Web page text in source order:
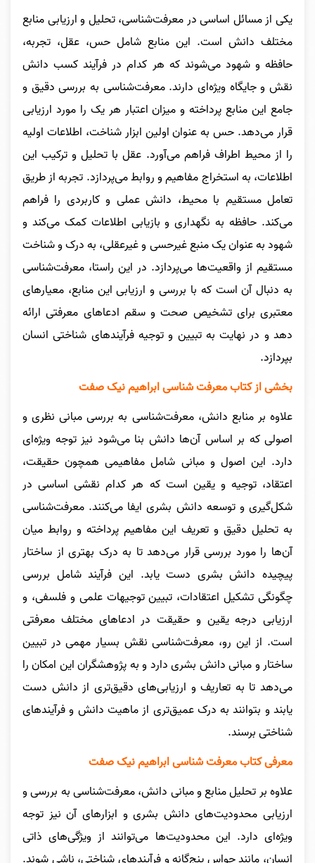
یکی از مسائل اساسی در معرفت‌شناسی، تحلیل و ارزیابی منابع
مختلف دانش است. این منابع شامل حس، عقل، تجربه،
حافظه و شهود می‌شوند که هر کدام در فرآیند کسب دانش
نقش و جایگاه ویژه‌ای دارند. معرفت‌شناسی به بررسی دقیق و
جامع این منابع پرداخته و میزان اعتبار هر یک را مورد ارزیابی
قرار می‌دهد. حس به عنوان اولین ابزار شناخت، اطلاعات اولیه
را از محیط اطراف فراهم می‌آورد. عقل با تحلیل و ترکیب این
اطلاعات، به استخراج مفاهیم و روابط می‌پردازد. تجربه از طریق
تعامل مستقیم با محیط، دانش عملی و کاربردی را فراهم
می‌کند. حافظه به نگهداری و بازیابی اطلاعات کمک می‌کند و
شهود به عنوان یک منبع غیرحسی و غیرعقلی، به درک و شناخت
مستقیم از واقعیت‌ها می‌پردازد. در این راستا، معرفت‌شناسی
به دنبال آن است که با بررسی و ارزیابی این منابع، معیارهای
معتبری برای تشخیص صحت و سقم ادعاهای معرفتی ارائه
دهد و در نهایت به تبیین و توجیه فرآیندهای شناختی انسان
بپردازد.
بخشی از کتاب معرفت شناسی ابراهیم نیک صفت
علاوه بر منابع دانش، معرفت‌شناسی به بررسی مبانی نظری و
اصولی که بر اساس آن‌ها دانش بنا می‌شود نیز توجه ویژه‌ای
دارد. این اصول و مبانی شامل مفاهیمی همچون حقیقت،
اعتقاد، توجیه و یقین است که هر کدام نقشی اساسی در
شکل‌گیری و توسعه دانش بشری ایفا می‌کنند. معرفت‌شناسی
به تحلیل دقیق و تعریف این مفاهیم پرداخته و روابط میان
آن‌ها را مورد بررسی قرار می‌دهد تا به درک بهتری از ساختار
پیچیده دانش بشری دست یابد. این فرآیند شامل بررسی
چگونگی تشکیل اعتقادات، تبیین توجیهات علمی و فلسفی، و
ارزیابی درجه یقین و حقیقت در ادعاهای مختلف معرفتی
است. از این رو، معرفت‌شناسی نقش بسیار مهمی در تبیین
ساختار و مبانی دانش بشری دارد و به پژوهشگران این امکان را
می‌دهد تا به تعاریف و ارزیابی‌های دقیق‌تری از دانش دست
یابند و بتوانند به درک عمیق‌تری از ماهیت دانش و فرآیندهای
شناختی برسند.
معرفی کتاب معرفت شناسی ابراهیم نیک صفت
علاوه بر تحلیل منابع و مبانی دانش، معرفت‌شناسی به بررسی و
ارزیابی محدودیت‌های دانش بشری و ابزارهای آن نیز توجه
ویژه‌ای دارد. این محدودیت‌ها می‌توانند از ویژگی‌های ذاتی